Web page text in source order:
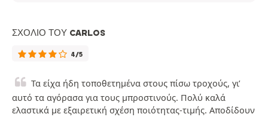
ΣΧΌΛΙΟ ΤΟΥ CARLOS
4/5
Τα είχα ήδη τοποθετημένα στους πίσω τροχούς, γι’
αυτό τα αγόρασα για τους μπροστινούς. Πολύ καλά
ελαστικά με εξαιρετική σχέση ποιότητας-τιμής. Αποδίδουν